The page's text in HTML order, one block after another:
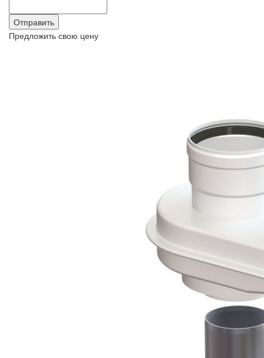
Предложить свою цену